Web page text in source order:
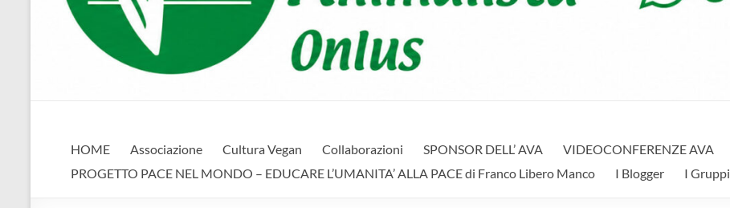
AVA
HOME
Associazione Cultura Vegan Collaborazioni SPONSOR DELL’ AVA VIDEOCONFERENZE AVA
PROGETTO PACE NEL MONDO – EDUCARE L’UMANITA’ ALLA PACE di Franco Libero Manco
I Blogger I Gruppi